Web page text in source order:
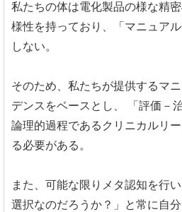
私たちの体は電化製品の様な精
様性を持っており、「マニュア
しない。
そのため、私たちが提供するマ
デンスをベースとし、
「評価－
論理的過程であるクリニカルリ
る必要がある。
また、可能な限りメタ認知を行
選択なのだろうか？」と常に自